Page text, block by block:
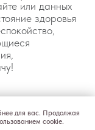
для вас. Продолжая
cookie.